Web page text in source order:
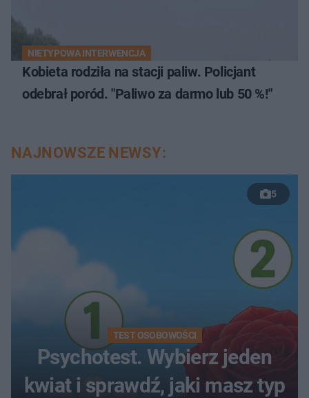
NIETYPOWA INTERWENCJA
Kobieta rodziła na stacji paliw. Policjant
odebrał poród. "Paliwo za darmo lub 50 %!"
NAJNOWSZE NEWSY:
5
TEST OSOBOWOŚCI
Psychotest. Wybierz jeden
kwiat i sprawdź, jaki masz typ